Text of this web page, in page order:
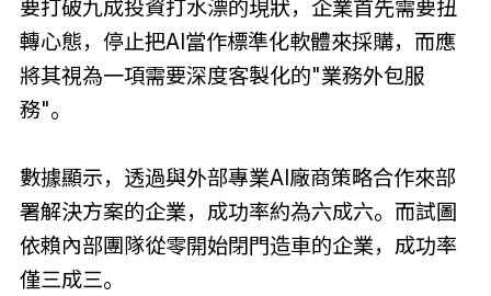
要打破九成投資打水漂的現狀，企業首先需要扭
轉心態，停止把AI當作標準化軟體來採購，而應
將其視為一項需要深度客製化的"業務外包服
務"。
數據顯示，透過與外部專業AI廠商策略合作來部
署解決方案的企業，成功率約為六成六。而試圖
依賴內部團隊從零開始閉門造車的企業，成功率
僅三成三。